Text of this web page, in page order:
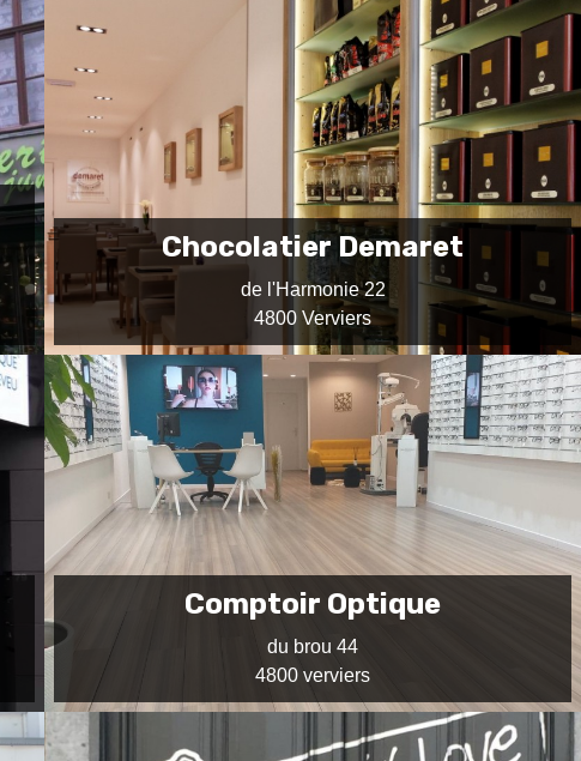
Chocolatier Demaret
de l'Harmonie 22
4800 Verviers
Comptoir Optique
du brou 44
4800 verviers